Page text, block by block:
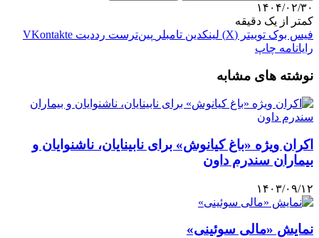
۱۴۰۴/۰۲/۳۰
کمتر از یک دقیقه
فیس بوک توییتر (X) لینکدین ‫تامبلر ‫پین‌ترست ‫رددیت ‫VKontakte
رایانامه چاپ
نوشته های مشابه
اکران ویژه «باغ کیانوش» برای نابینایان، ناشنوایان و
بیماران سندرم داون
۱۴۰۳/۰۹/۱۲
نمایش «مالی سوئینی»